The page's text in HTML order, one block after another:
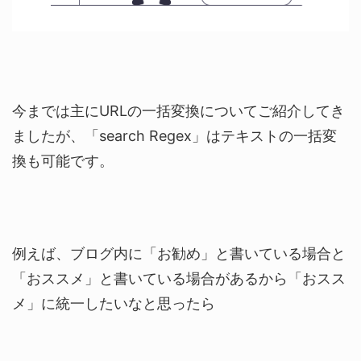
今までは主にURLの一括変換についてご紹介してき
ましたが、「search Regex」はテキストの一括変
換も可能です。
例えば、ブログ内に「お勧め」と書いている場合と
「おススメ」と書いている場合があるから「おスス
メ」に統一したいなと思ったら